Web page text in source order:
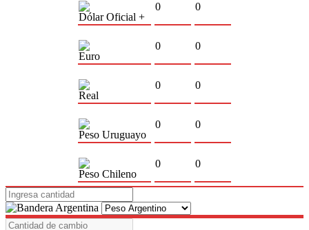
Dólar Oficial +
0 0
Euro
0 0
Real
0 0
Peso Uruguayo
0 0
Peso Chileno
0 0